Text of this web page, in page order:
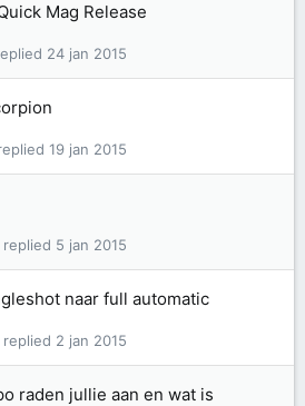
Mag Release
24 jan 2015
19 jan 2015
5 jan 2015
naar full automatic
2 jan 2015
raden jullie aan en wat is